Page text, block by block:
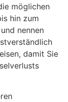
möglichen
hin zum
nennen
damit Sie